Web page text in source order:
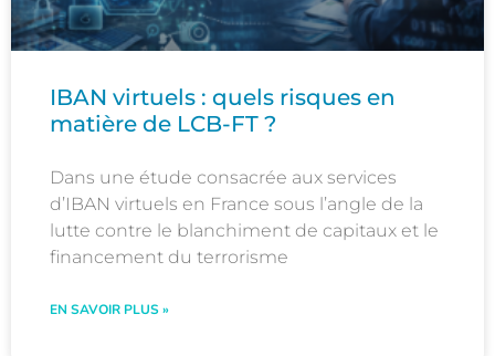
IBAN virtuels : quels risques en
matière de LCB-FT ?
Dans une étude consacrée aux services
d’IBAN virtuels en France sous l’angle de la
lutte contre le blanchiment de capitaux et le
financement du terrorisme
EN SAVOIR PLUS »